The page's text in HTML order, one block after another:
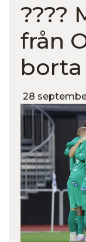
????
från
borta
28